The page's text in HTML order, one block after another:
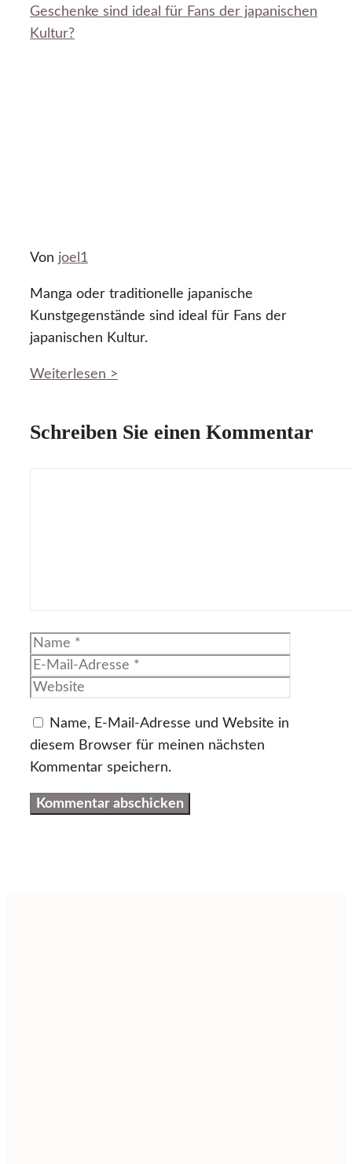
Geschenke sind ideal für Fans der japanischen
Kultur?
Von joel1
Manga oder traditionelle japanische
Kunstgegenstände sind ideal für Fans der
japanischen Kultur.
Weiterlesen >
Schreiben Sie einen Kommentar
Name
Name, E-Mail-Adresse und Website in
diesem Browser für meinen nächsten
Kommentar speichern.